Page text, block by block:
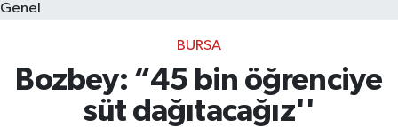
Genel
BURSA
Bozbey: “45 bin öğrenciye
süt dağıtacağız''
Kültür & Sanat
Teknoloji